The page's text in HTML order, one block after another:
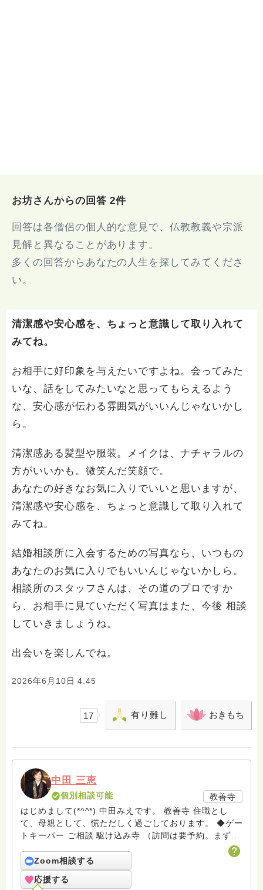
お坊さんからの回答 2件
回答は各僧侶の個人的な意見で、仏教教義や宗派
見解と異なることがあります。
多くの回答からあなたの人生を探してみてくださ
い。
清潔感や安心感を、ちょっと意識して取り入れて
みてね。
お相手に好印象を与えたいですよね。会ってみた
いな、話をしてみたいなと思ってもらえるよう
な、安心感が伝わる雰囲気がいいんじゃないかし
ら。
清潔感ある髪型や服装。メイクは、ナチャラルの
方がいいかも。微笑んだ笑顔で。
あなたの好きなお気に入りでいいと思いますが、
清潔感や安心感を、ちょっと意識して取り入れて
みてね。
結婚相談所に入会するための写真なら、いつもの
あなたのお気に入りでもいいんじゃないかしら。
相談所のスタッフさんは、その道のプロですか
ら、お相手に見ていただく写真はまた、今後 相談
していきましょうね。
出会いを楽しんでね。
2026年6月10日 4:45
17 有り難し おきもち
中田 三恵
個別相談可能
教善寺
はじめまして(*^^*) 中田みえです。 教善寺 住職とし
て、母親として、慌ただしく過ごしております。 ◆ゲー
トキーパー ご相談 駆け込み寺 （訪問は要予約。まずは
ターミナルケア、看取り、グリーフケア、希死念慮、自
死、産前産後うつ、育児、DV、デートDV、トラウマ、
PTSD、傾聴トレーナー、手話、要約筆記、行政相談
Zoom相談する
応援する